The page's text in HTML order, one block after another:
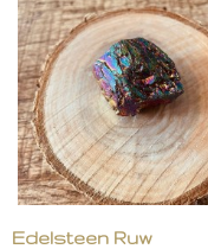
Edelsteen Ruw